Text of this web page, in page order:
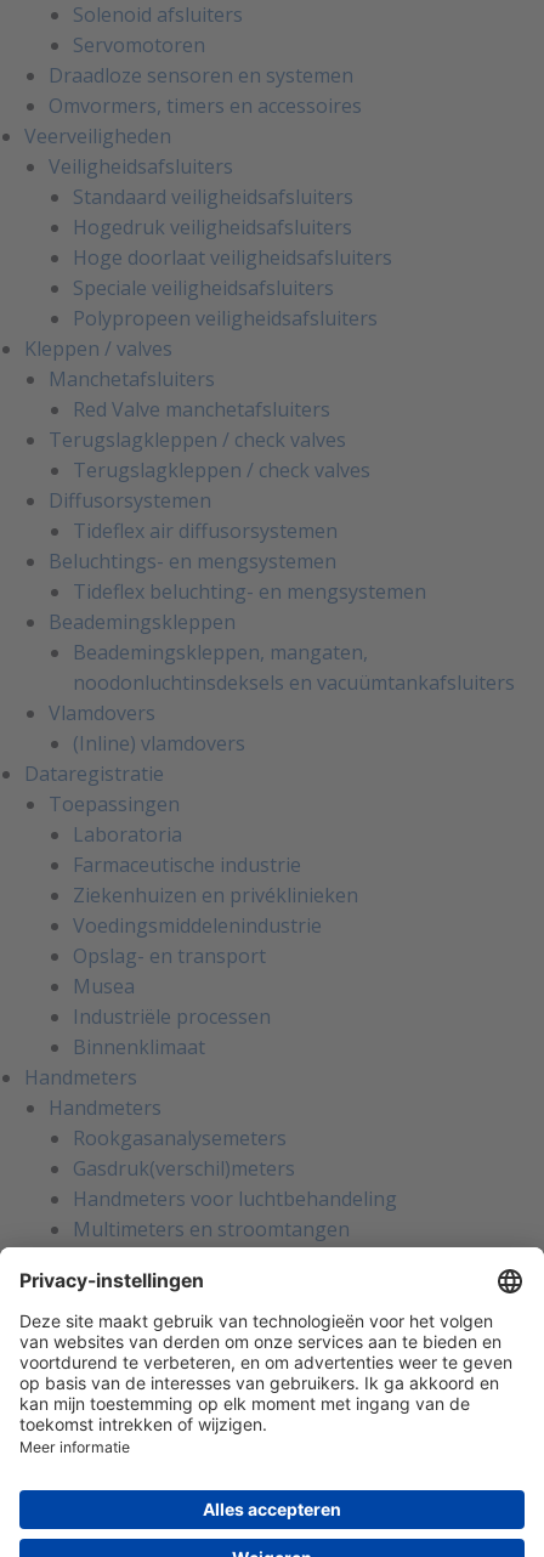
Solenoid afsluiters
Servomotoren
Draadloze sensoren en systemen
Omvormers, timers en accessoires
Veerveiligheden
Veiligheidsafsluiters
Standaard veiligheidsafsluiters
Hogedruk veiligheidsafsluiters
Hoge doorlaat veiligheidsafsluiters
Speciale veiligheidsafsluiters
Polypropeen veiligheidsafsluiters
Kleppen / valves
Manchetafsluiters
Red Valve manchetafsluiters
Terugslagkleppen / check valves
Terugslagkleppen / check valves
Diffusorsystemen
Tideflex air diffusorsystemen
Beluchtings- en mengsystemen
Tideflex beluchting- en mengsystemen
Beademingskleppen
Beademingskleppen, mangaten,
noodonluchtinsdeksels en vacuümtankafsluiters
Vlamdovers
(Inline) vlamdovers
Dataregistratie
Toepassingen
Laboratoria
Farmaceutische industrie
Ziekenhuizen en privéklinieken
Voedingsmiddelenindustrie
Opslag- en transport
Musea
Industriële processen
Binnenklimaat
Handmeters
Handmeters
Rookgasanalysemeters
Gasdruk(verschil)meters
Handmeters voor luchtbehandeling
Multimeters en stroomtangen
Apparatentesters voor NEN-3140
Handmeters voor koeltechniek
Inregelinstrumenten voor water
Gaslekzoekers
Persoonlijke bescherming
Warmtebeeldcamera's